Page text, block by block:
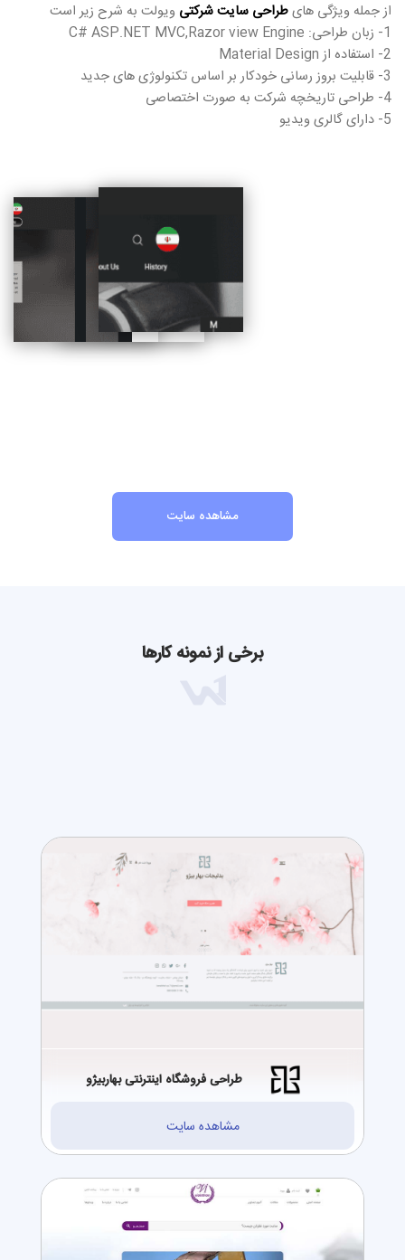
از جمله ویژگی هایطراحی سایت شرکتی ویولت به شرح زیر است
1- زبان طراحی: C# ASP.NET MVC,Razor view Engine
2- استفاده از Material Design
3- قابلیت بروز رسانی خودکار بر اساس تکنولوژی های جدید
4- طراحی تاریخچه شرکت به صورت اختصاصی
5- دارای گالری ویدیو
مشاهده سایت
برخی از نمونه کارها
طراحی فروشگاه اینترنتی بهاربیژو
مشاهده سایت